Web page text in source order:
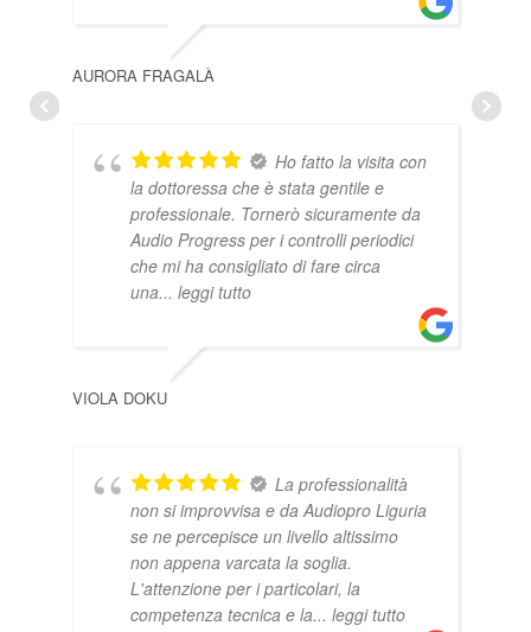
AURORA FRAGALÀ
Ho fatto la visita con
la dottoressa che è stata gentile e
professionale. Tornerò sicuramente da
Audio Progress per i controlli periodici
che mi ha consigliato di fare circa
una... leggi tutto
VIOLA DOKU
La professionalità
non si improvvisa e da Audiopro Liguria
se ne percepisce un livello altissimo
non appena varcata la soglia.
L'attenzione per i particolari, la
competenza tecnica e la... leggi tutto